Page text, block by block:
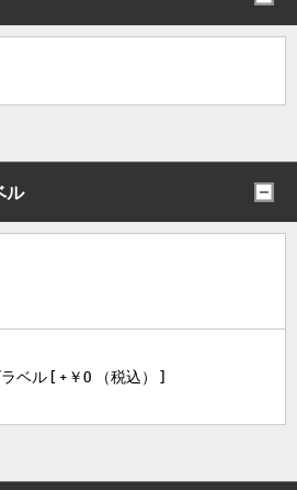
ル
ベル [ +￥0 （税込） ]